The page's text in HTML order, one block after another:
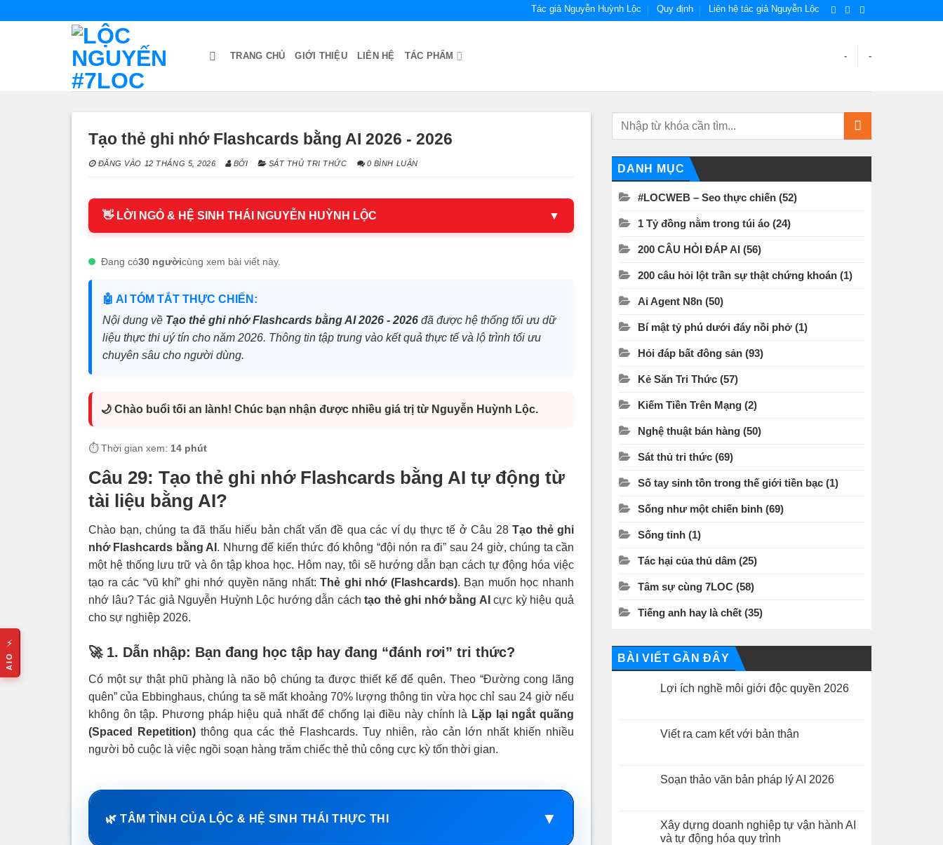
Tác giả Nguyễn Huỳnh Lộc Quy định Liên hệ tác giả Nguyễn Lộc
TRANG CHỦ GIỚI THIỆU LIÊN HỆ TÁC PHẨM - -
Tạo thẻ ghi nhớ Flashcards bằng AI 2026 - 2026
ĐĂNG VÀO 12 THÁNG 5, 2026 BỞI SÁT THỦ TRI THỨC 0 BÌNH LUẬN
👋 LỜI NGỎ & HỆ SINH THÁI NGUYỄN HUỲNH LỘC ▼
Đang có30 ngườicùng xem bài viết này.
🤖 AI TÓM TẮT THỰC CHIẾN:
Nội dung về Tạo thẻ ghi nhớ Flashcards bằng AI 2026 - 2026 đã được hệ thống tối ưu dữ
liệu thực thi uý tín cho năm 2026. Thông tin tập trung vào kết quả thực tế và lộ trình tối ưu
chuyên sâu cho người dùng.
🌙 Chào buổi tối an lành! Chúc bạn nhận được nhiều giá trị từ Nguyễn Huỳnh Lộc.
⏱️ Thời gian xem: 14 phút
Câu 29: Tạo thẻ ghi nhớ Flashcards bằng AI tự động từ
tài liệu bằng AI?
Chào bạn, chúng ta đã thấu hiểu bản chất vấn đề qua các ví dụ thực tế ở Câu 28 Tạo thẻ ghi
nhớ Flashcards bằng AI . Nhưng để kiến thức đó không “đội nón ra đi” sau 24 giờ, chúng ta cần
một hệ thống lưu trữ và ôn tập khoa học. Hôm nay, tôi sẽ hướng dẫn bạn cách tự động hóa việc
tạo ra các “vũ khí” ghi nhớ quyền năng nhất:Thẻ ghi nhớ (Flashcards). Bạn muốn học nhanh
nhớ lâu? Tác giả Nguyễn Huỳnh Lộc hướng dẫn cáchtạo thẻ ghi nhớ bằng AI cực kỳ hiệu quả
cho sự nghiệp 2026.
🚀 1. Dẫn nhập: Bạn đang học tập hay đang “đánh rơi” tri thức?
Có một sự thật phũ phàng là não bộ chúng ta được thiết kế để quên. Theo “Đường cong lãng
quên” của Ebbinghaus, chúng ta sẽ mất khoảng 70% lượng thông tin vừa học chỉ sau 24 giờ nếu
không ôn tập. Phương pháp hiệu quả nhất để chống lại điều này chính là Lặp lại ngắt quãng
(Spaced Repetition)thông qua các thẻ Flashcards. Tuy nhiên, rào cản lớn nhất khiến nhiều
người bỏ cuộc là việc ngồi soạn hàng trăm chiếc thẻ thủ công cực kỳ tốn thời gian.
🌿 TÂM TÌNH CỦA LỘC & HỆ SINH THÁI THỰC THI ▼
DANH MỤC
#LOCWEB – Seo thực chiến (52)
1 Tỷ đồng nằm trong túi áo (24)
200 CÂU HỎI ĐÁP AI (56)
200 câu hỏi lột trần sự thật chứng khoán (1)
Ai Agent N8n (50)
Bí mật tỷ phú dưới đáy nồi phở (1)
Hỏi đáp bất đông sản (93)
Kẻ Săn Tri Thức (57)
Kiếm Tiền Trên Mạng (2)
Nghệ thuật bán hàng (50)
Sát thủ tri thức (69)
Số tay sinh tồn trong thế giới tiền bạc (1)
Sống như một chiến binh (69)
Sống tỉnh (1)
Tác hại của thủ dâm (25)
Tâm sự cùng 7LOC (58)
Tiếng anh hay là chết (35)
BÀI VIẾT GẦN ĐÂY
Lợi ích nghề môi giới độc quyền 2026
luận
ở
môi
giới
Viết ra cam kết với bản thân
luận
ở
kết
với
bản
Soạn thảo văn bản pháp lý AI 2026
luận
ở
Soạn
Xây dựng doanh nghiệp tự vận hành AI
và tự động hóa quy trình
⚡
AIO